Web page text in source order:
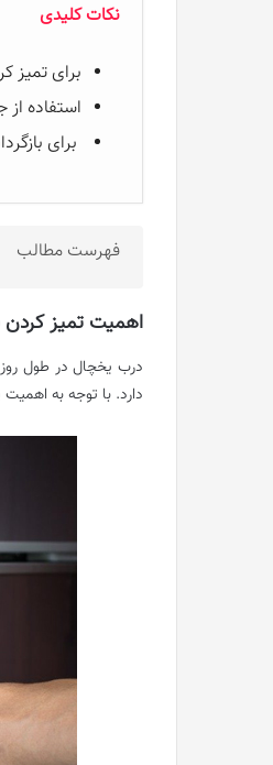
نکات کلیدی
برای تمیز
استفاده
برای
فهرست مطالب
اهمیت تمیز کردن
درب یخچال در طول
دارد. با توجه به